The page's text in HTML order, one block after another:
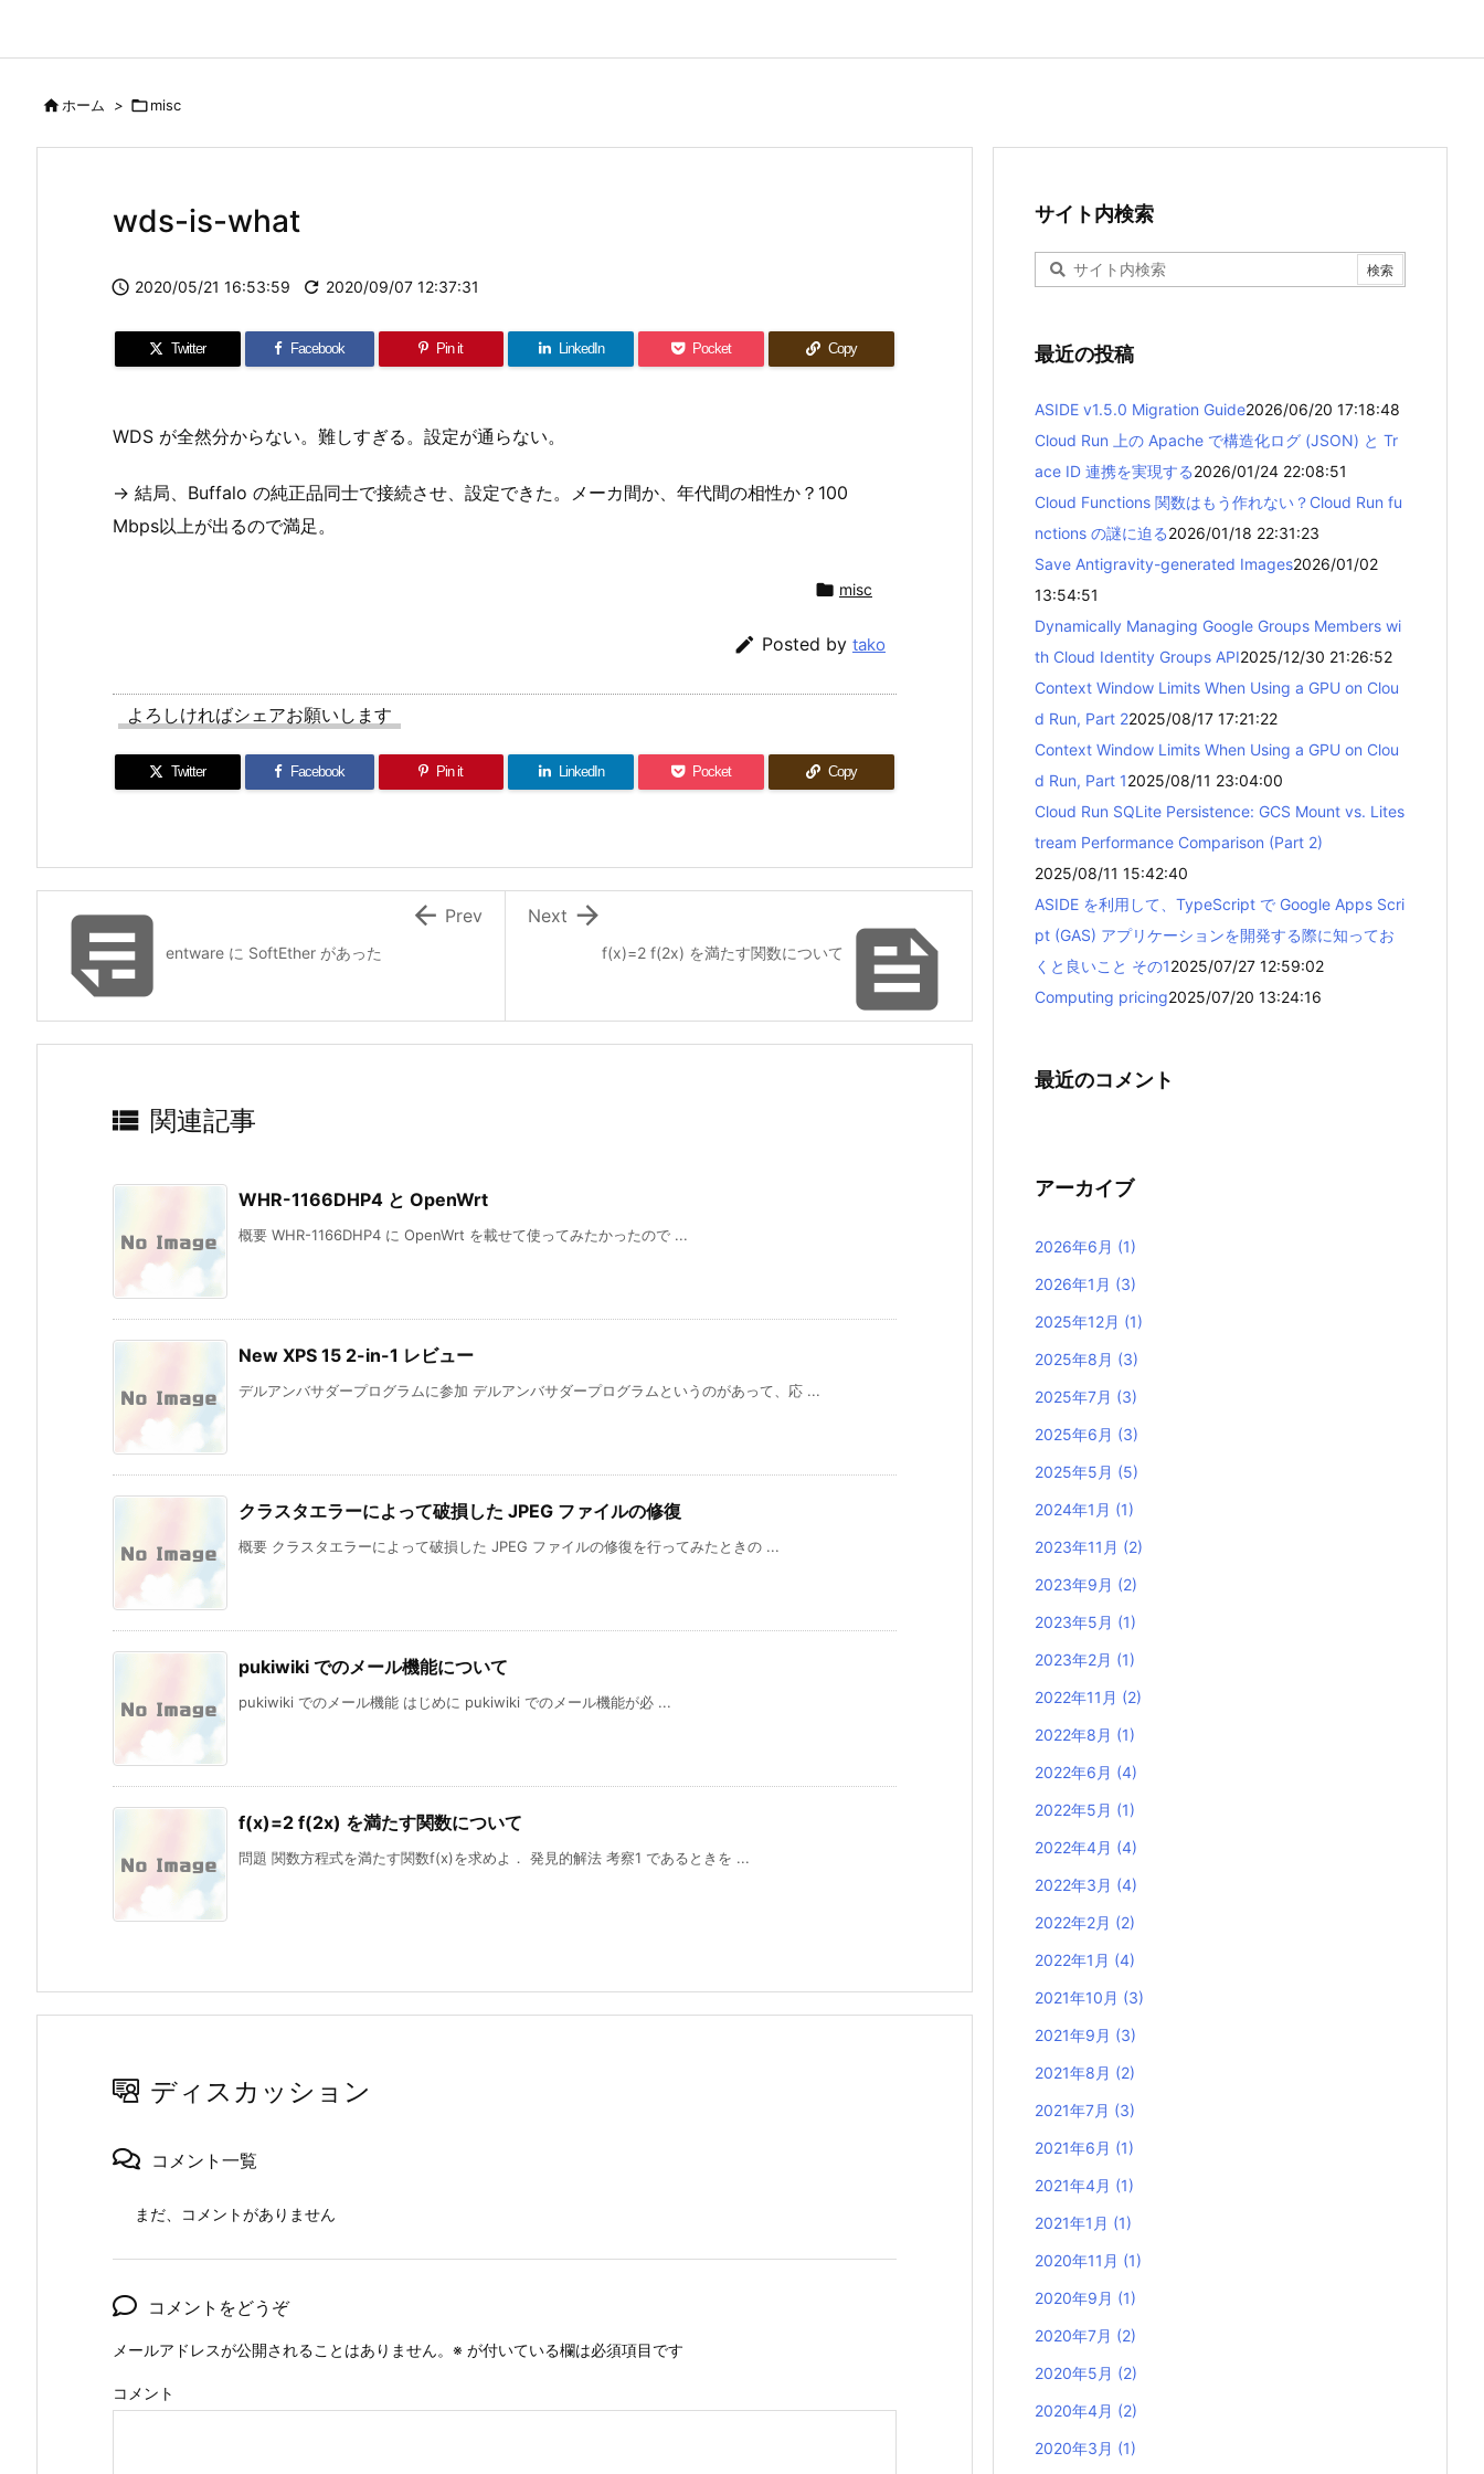
ホーム > misc
wds-is-what
 2020/05/21 16:53:59  2020/09/07 12:37:31
Twitter Facebook Pin it LinkedIn Pocket Copy
WDS が全然分からない。難しすぎる。設定が通らない。
-> 結局、Buffalo の純正品同士で接続させ、設定できた。メーカ間か、年代間の相性か？100
Mbps以上が出るので満足。
 misc
 Posted by tako
よろしければシェアお願いします
Twitter Facebook Pin it LinkedIn Pocket Copy

f(x)=2 f(2x) を満たす関数について

Next
entware に SoftEther があった
 Prev
 関連記事
WHR-1166DHP4 と OpenWrt
概要 WHR-1166DHP4 に OpenWrt を載せて使ってみたかったので ...
New XPS 15 2-in-1 レビュー
デルアンバサダープログラムに参加 デルアンバサダープログラムというのがあって、応 ...
クラスタエラーによって破損した JPEG ファイルの修復
概要 クラスタエラーによって破損した JPEG ファイルの修復を行ってみたときの ...
pukiwiki でのメール機能について
pukiwiki でのメール機能 はじめに pukiwiki でのメール機能が必 ...
f(x)=2 f(2x) を満たす関数について
問題 関数方程式を満たす関数f(x)を求めよ． 発見的解法 考察1 であるときを ...
ディスカッション
コメント一覧
まだ、コメントがありません
コメントをどうぞ
メールアドレスが公開されることはありません。 ※ が付いている欄は必須項目です
コメント
サイト内検索
最近の投稿
ASIDE v1.5.0 Migration Guide2026/06/20 17:18:48
Cloud Run 上の Apache で構造化ログ (JSON) と Tr
ace ID 連携を実現する2026/01/24 22:08:51
Cloud Functions 関数はもう作れない？Cloud Run fu
nctions の謎に迫る2026/01/18 22:31:23
Save Antigravity-generated Images2026/01/02
13:54:51
Dynamically Managing Google Groups Members wi
th Cloud Identity Groups API2025/12/30 21:26:52
Context Window Limits When Using a GPU on Clou
d Run, Part 22025/08/17 17:21:22
Context Window Limits When Using a GPU on Clou
d Run, Part 12025/08/11 23:04:00
Cloud Run SQLite Persistence: GCS Mount vs. Lites
tream Performance Comparison (Part 2)
2025/08/11 15:42:40
ASIDE を利用して、TypeScript で Google Apps Scri
pt (GAS) アプリケーションを開発する際に知ってお
くと良いこと その12025/07/27 12:59:02
Computing pricing2025/07/20 13:24:16
最近のコメント
アーカイブ
2026年6月 (1)
2026年1月 (3)
2025年12月 (1)
2025年8月 (3)
2025年7月 (3)
2025年6月 (3)
2025年5月 (5)
2024年1月 (1)
2023年11月 (2)
2023年9月 (2)
2023年5月 (1)
2023年2月 (1)
2022年11月 (2)
2022年8月 (1)
2022年6月 (4)
2022年5月 (1)
2022年4月 (4)
2022年3月 (4)
2022年2月 (2)
2022年1月 (4)
2021年10月 (3)
2021年9月 (3)
2021年8月 (2)
2021年7月 (3)
2021年6月 (1)
2021年4月 (1)
2021年1月 (1)
2020年11月 (1)
2020年9月 (1)
2020年7月 (2)
2020年5月 (2)
2020年4月 (2)
2020年3月 (1)